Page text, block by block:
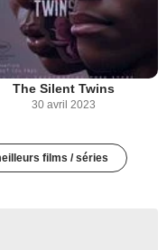
The Silent Twins
30 avril 2023
films / séries